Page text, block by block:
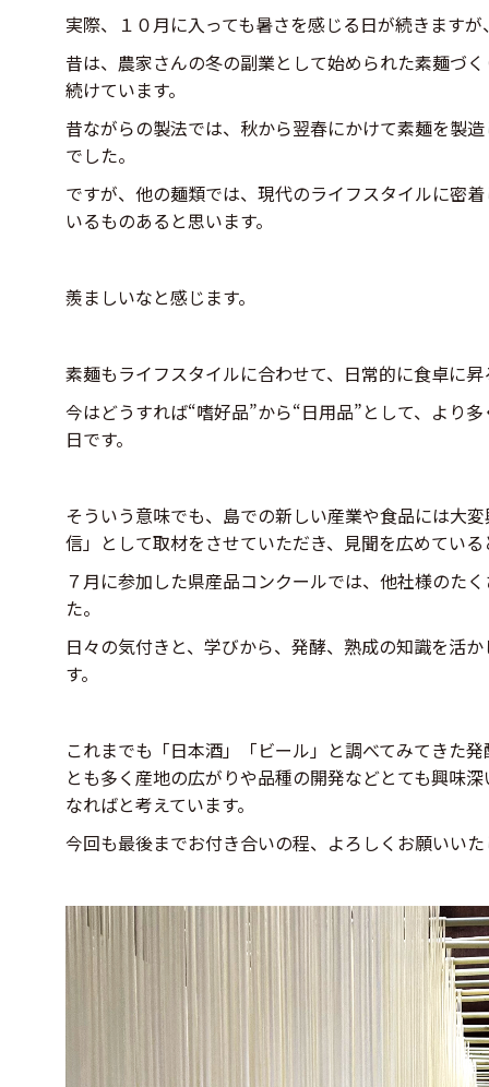
実際、１０月に入っても暑さを感じる日が続きます
昔は、農家さんの冬の副業として始められた素麺づ
続けています。
昔ながらの製法では、秋から翌春にかけて素麺を製
でした。
ですが、他の麺類では、現代のライフスタイルに密
いるものあると思います。
羨ましいなと感じます。
素麺もライフスタイルに合わせて、日常的に食卓に
今はどうすれば“嗜好品”から“日用品”として、より
日です。
そういう意味でも、島での新しい産業や食品には大
信」として取材をさせていただき、見聞を広めている
７月に参加した県産品コンクールでは、他社様のた
た。
日々の気付きと、学びから、発酵、熟成の知識を活
す。
これまでも「日本酒」「ビール」と調べてみてきた
とも多く産地の広がりや品種の開発などとても興味
なればと考えています。
今回も最後までお付き合いの程、よろしくお願いいた